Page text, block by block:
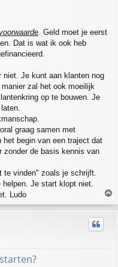
. Geld moet je eerst
Dat is wat ik ook heb
niet. Je kunt aan klanten nog
zal het ook moeilijk
op te bouwen. Je
graag samen met
het begin van een traject dat
zonder de basis kennis van
vinden" zoals je schrijft.
Je start klopt niet.
Ludo
p